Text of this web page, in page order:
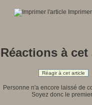
Réactions à cet
Réagir à cet article
Personne n'a encore laissé de
Soyez donc le